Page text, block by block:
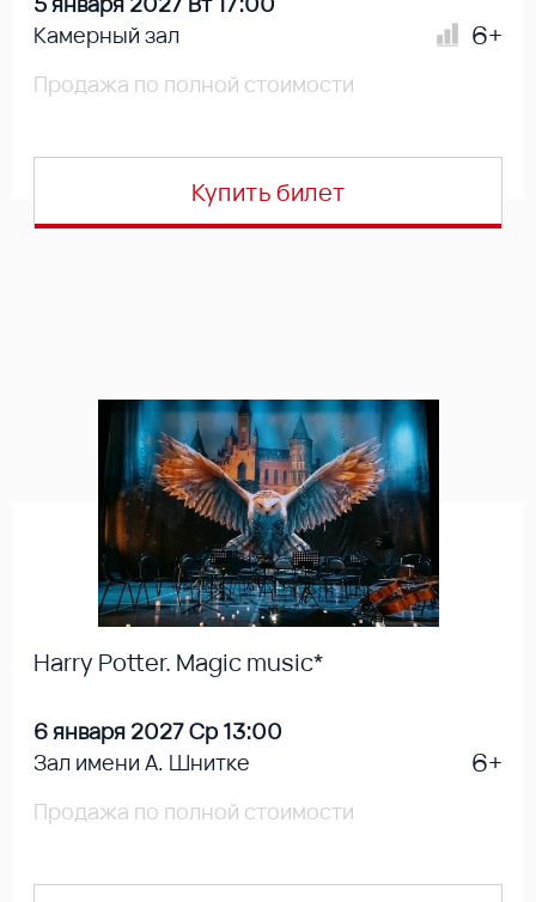
Камерный зал
6+
Продажа по полной стоимости
Купить билет
Harry Potter. Magic music*
6 января 2027 Ср 13:00
Зал имени А. Шнитке
6+
Продажа по полной стоимости